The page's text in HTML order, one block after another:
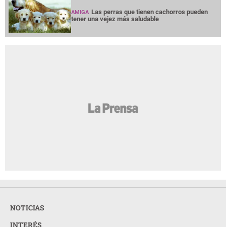
AMIGA Las perras que tienen cachorros pueden
tener una vejez más saludable
NOTICIAS
INTERÉS